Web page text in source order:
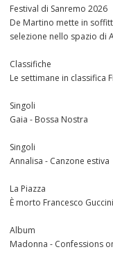
Festival di Sanremo 2026
De Martino mette in
selezione nello spazio di
Classifiche
Le settimane in classifica
Singoli
Gaia - Bossa Nostra
Singoli
Annalisa - Canzone estiva
La Piazza
È morto Francesco Guccini
Album
Madonna - Confessions